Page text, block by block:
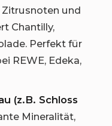
und
Chantilly,
Perfekt für
REWE, Edeka,
(z.B. Schloss
Mineralität,